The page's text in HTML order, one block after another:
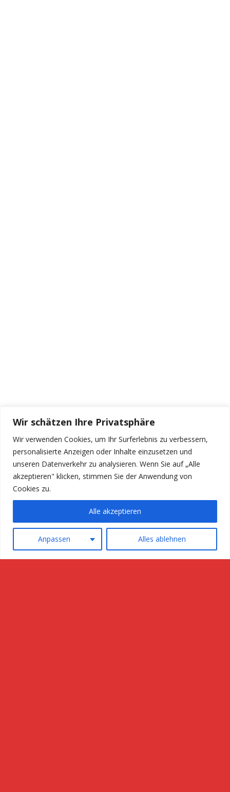
Wir schätzen Ihre Privatsphäre
Wir verwenden Cookies, um Ihr Surferlebnis zu verbessern,
personalisierte Anzeigen oder Inhalte einzusetzen und
unseren Datenverkehr zu analysieren. Wenn Sie auf „Alle
akzeptieren" klicken, stimmen Sie der Anwendung von
Cookies zu.
Anpassen Alles ablehnen
Alle akzeptieren